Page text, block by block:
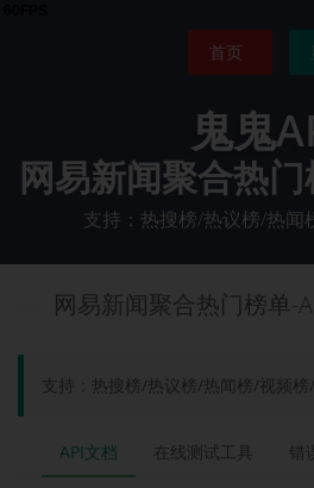
首页
鬼鬼
网易新闻聚合热
支持：热搜榜/热议榜/热闻
网易新闻聚合热门榜单-
支持：热搜榜/热议榜/热闻榜/视频榜
API文档 在线测试工具 错